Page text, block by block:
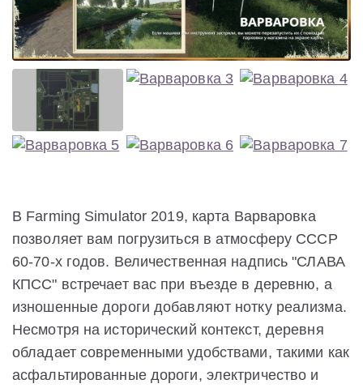
В Farming Simulator 2019, карта Варваровка
позволяет вам погрузиться в атмосферу СССР
60-70-х годов. Величественная надпись "СЛАВА
КПСС" встречает вас при въезде в деревню, а
изношенные дороги добавляют нотку реализма.
Несмотря на исторический контекст, деревня
обладает современными удобствами, такими как
асфальтированные дороги, электричество и